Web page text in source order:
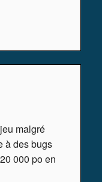
malgré
à des bugs
000 po en